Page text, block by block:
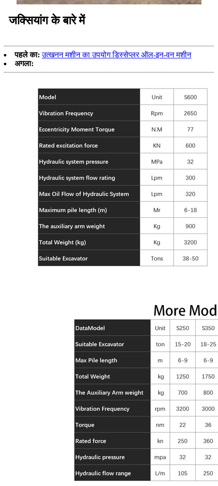
जक्सियांग के बारे में
पहले का: उत्खनन मशीन का उपयोग डिस्सेप्लर ऑल-इन-वन मशीन
अगला: